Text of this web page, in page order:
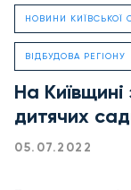
НОВИНИ КИЇВСЬКОЇ
ВІДБУДОВА РЕГІОНУ
На
дитячих
05.07.2022